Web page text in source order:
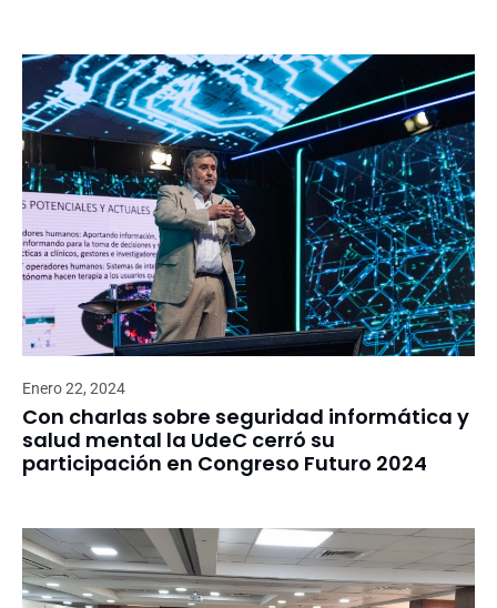
Enero 22, 2024
Con charlas sobre seguridad informática y
salud mental la UdeC cerró su
participación en Congreso Futuro 2024